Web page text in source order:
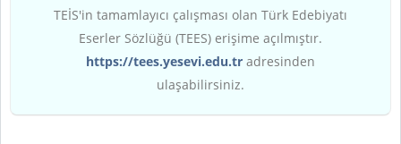
TEİS'in tamamlayıcı çalışması olan Türk Edebiyatı
Eserler Sözlüğü (TEES) erişime açılmıştır.
https://tees.yesevi.edu.tr adresinden
ulaşabilirsiniz.